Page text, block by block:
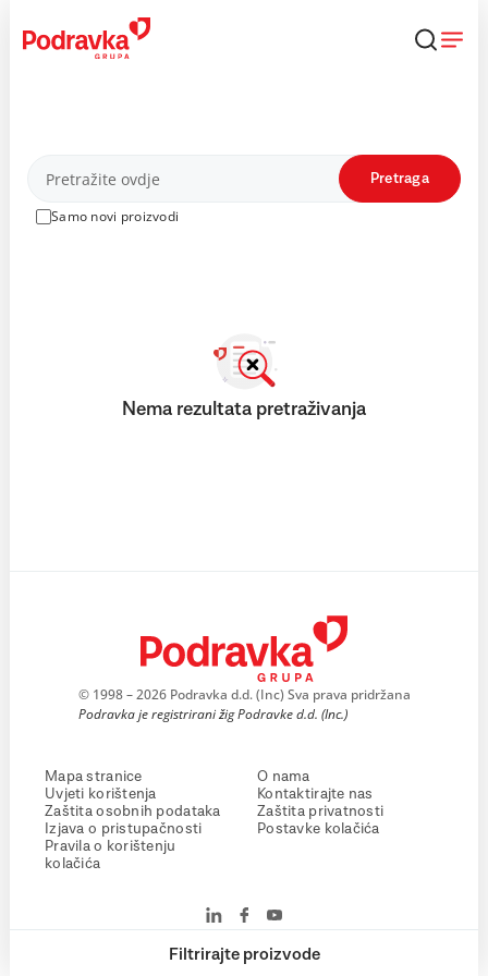
content
Proizvodi
Samo novi proizvodi
Pretraga
Filtrirajte proizvode
Nema rezultata pretraživanja
© 1998 – 2026 Podravka d.d. (Inc) Sva prava pridržana
Podravka je registrirani žig Podravke d.d. (Inc.)
Mapa stranice
Uvjeti korištenja
Zaštita osobnih podataka
Izjava o pristupačnosti
Pravila o korištenju
kolačića
O nama
Kontaktirajte nas
Zaštita privatnosti
Postavke kolačića